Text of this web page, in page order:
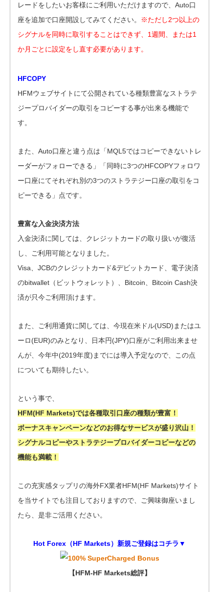
レードをしたいお客様にご利用いただけますので、Auto口
座を追加で口座開設してみてください。
※ただし2つ以上の
シグナルを同時に取引することはできず、1週間、または1
か月ごとに設定をし直す必要があります。
HFCOPY
HFMウェブサイトにて公開されている種類豊富なストラテ
ジープロバイダーの取引をコピーする事が出来る機能で
す。
また、Auto口座と違う点は「MQL5ではコピーできないトレ
ーダーがフォローできる」「同時に3つのHFCOPYフォロワ
ー口座にてそれぞれ別の3つのストラテジー口座の取引をコ
ピーできる」点です。
豊富な入金決済方法
入金決済に関しては、クレジットカードの取り扱いが復活
し、ご利用可能となりました。
Visa、JCBのクレジットカード&デビットカード、電子決済
のbitwallet（ビットウォレット）、Bitcoin、Bitcoin Cash決
済が只今ご利用頂けます。
また、ご利用通貨に関しては、今現在米ドル(USD)またはユ
ーロ(EUR)のみとなり、日本円(JPY)口座がご利用出来ませ
んが、今年中(2019年度)までには導入予定なので、この点
についても期待したい。
という事で、
HFM(HF Markets)では各種取引口座の種類が豊富！
ボーナスキャンペーンなどのお得なサービスが盛り沢山！
シグナルコピーやストラテジープロバイダーコピーなどの
機能も満載！
この充実感タップリの海外FX業者HFM(HF Markets)サイト
を当サイトでも注目しておりますので、ご興味御座いまし
たら、是非ご活用ください。
Hot Forex（HF Markets）新規ご登録はコチラ▼
【HFM-HF Markets総評】